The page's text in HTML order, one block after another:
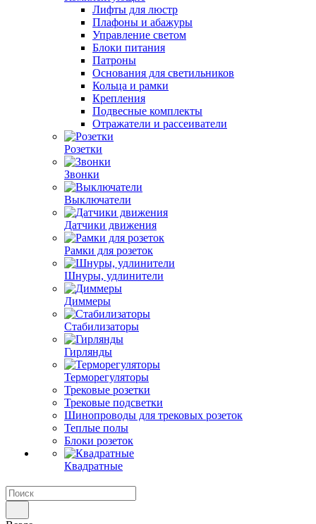
Лифты для люстр
Плафоны и абажуры
Управление светом
Блоки питания
Патроны
Основания для светильников
Кольца и рамки
Крепления
Подвесные комплекты
Отражатели и рассеиватели
Розетки
Звонки
Выключатели
Датчики движения
Рамки для розеток
Шнуры, удлинители
Диммеры
Стабилизаторы
Гирлянды
Терморегуляторы
Трековые розетки
Трековые подсветки
Шинопроводы для трековых розеток
Теплые полы
Блоки розеток
Квадратные